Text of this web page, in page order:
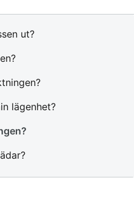
ut?
lägenhet?